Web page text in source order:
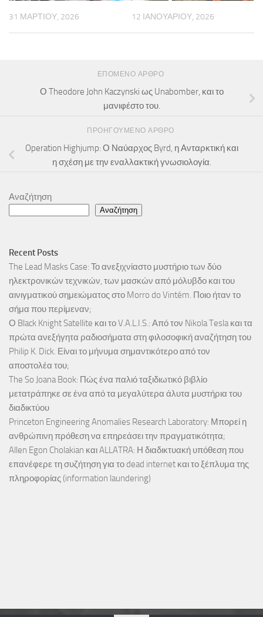
31 ΜΑΡΤΊΟΥ, 2026 12 ΙΑΝΟΥΑΡΊΟΥ, 2026
ΕΠΌΜΕΝΟ ΆΡΘΡΟ
Ο Theodore John Kaczynski ως Unabomber, και το
μανιφέστο του.
ΠΡΟΗΓΟΎΜΕΝΟ ΆΡΘΡΟ
Operation Highjump: Ο Ναύαρχος Byrd, η Ανταρκτική και
η σχέση με την εναλλακτική γνωσιολογία.
Αναζήτηση
Αναζήτηση
Recent Posts
The Lead Masks Case: Το ανεξιχνίαστο μυστήριο των δύο
ηλεκτρονικών τεχνικών, των μασκών από μόλυβδο και του
αινιγματικού σημειώματος στο Morro do Vintém. Ποιο ήταν το
σήμα που περίμεναν;
Ο Black Knight Satellite και το V.A.L.I.S.: Από τον Nikola Tesla και τα
πρώτα ανεξήγητα ραδιοσήματα στη φιλοσοφική αναζήτηση του
Philip K. Dick. Είναι το μήνυμα σημαντικότερο από τον
αποστολέα του;
The So Joana Book: Πώς ένα παλιό ταξιδιωτικό βιβλίο
μετατράπηκε σε ένα από τα μεγαλύτερα άλυτα μυστήρια του
διαδικτύου
Princeton Engineering Anomalies Research Laboratory: Μπορεί η
ανθρώπινη πρόθεση να επηρεάσει την πραγματικότητα;
Allen Egon Cholakian και ALLATRA: Η διαδικτυακή υπόθεση που
επανέφερε τη συζήτηση για το dead internet και το ξέπλυμα της
πληροφορίας (information laundering)